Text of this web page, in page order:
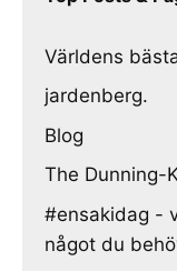
Världens
jardenberg.
Blog
The Dunning-
#ensakidag -
något du